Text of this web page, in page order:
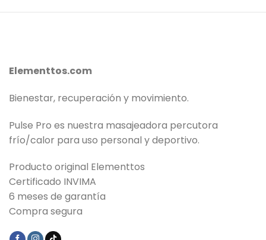
Elementtos.com
Bienestar, recuperación y movimiento.
Pulse Pro es nuestra masajeadora percutora
frío/calor para uso personal y deportivo.
Producto original Elementtos
Certificado INVIMA
6 meses de garantía
Compra segura